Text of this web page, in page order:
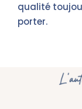
qualité
porter.